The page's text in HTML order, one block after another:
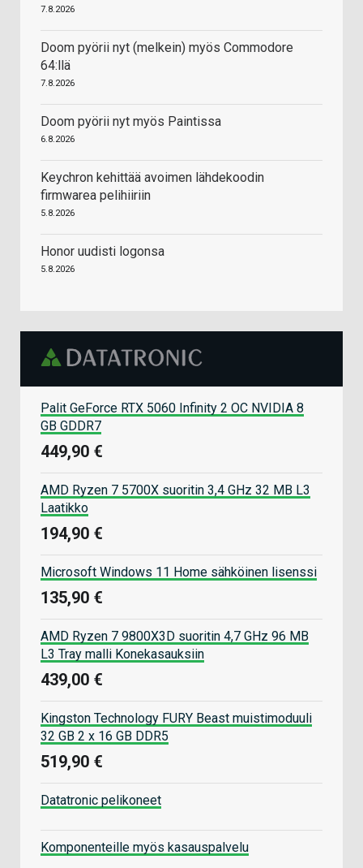
7.8.2026
Doom pyörii nyt (melkein) myös Commodore
64:llä
7.8.2026
Doom pyörii nyt myös Paintissa
6.8.2026
Keychron kehittää avoimen lähdekoodin
firmwarea pelihiiriin
5.8.2026
Honor uudisti logonsa
5.8.2026
Palit GeForce RTX 5060 Infinity 2 OC NVIDIA 8
GB GDDR7
449,90 €
AMD Ryzen 7 5700X suoritin 3,4 GHz 32 MB L3
Laatikko
194,90 €
Microsoft Windows 11 Home sähköinen lisenssi
135,90 €
AMD Ryzen 7 9800X3D suoritin 4,7 GHz 96 MB
L3 Tray malli Konekasauksiin
439,00 €
Kingston Technology FURY Beast muistimoduuli
32 GB 2 x 16 GB DDR5
519,90 €
Datatronic pelikoneet
Komponenteille myös kasauspalvelu